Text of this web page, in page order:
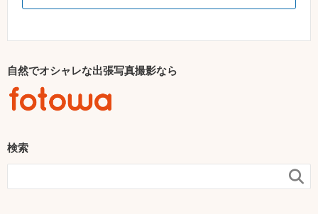
自然でオシャレな出張写真撮影なら
検索
